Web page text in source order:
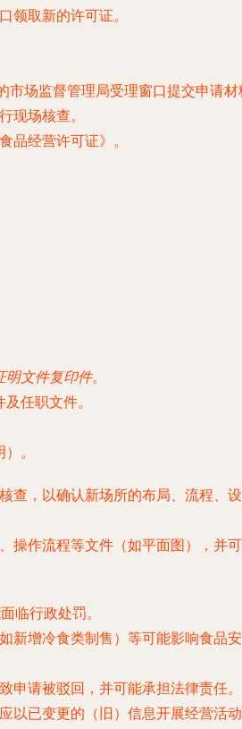
领取新的许可证。
市场监督管理局受理窗口提交申请
现场核查。
品经营许可证》。
文件复印件。
任职文件。
。
查，以确认新场所的布局、流程、
操作流程等文件（如平面图），并
临行政处罚。
新增冷食类制售）等可能影响食品
申请被驳回，并可能承担法律责任。
以已变更的（旧）信息开展经营活